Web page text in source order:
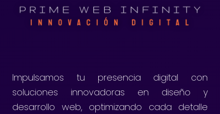
Impulsamos tu presencia digital con
soluciones innovadoras en diseño y
desarrollo web, optimizando cada detalle